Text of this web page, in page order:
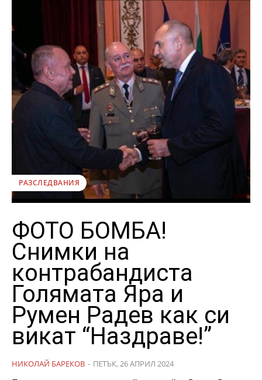
РАЗСЛЕДВАНИЯ
ФОТО БОМБА!
Снимки на
контрабандиста
Голямата Яра и
Румен Радев как си
викат “Наздраве!”
НИКОЛАЙ БАРЕКОВ - ПЕТЪК, 26 АПРИЛ 2024